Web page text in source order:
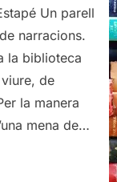
Un parell
narracions.
la biblioteca
de
la manera
mena de…